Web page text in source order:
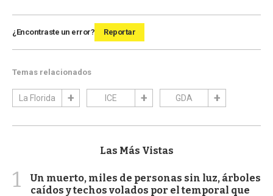
¿Encontraste un error? Reportar
Temas relacionados
La Florida ICE GDA
Las Más Vistas
1
Un muerto, miles de personas sin luz, árboles
caídos y techos volados por el temporal que